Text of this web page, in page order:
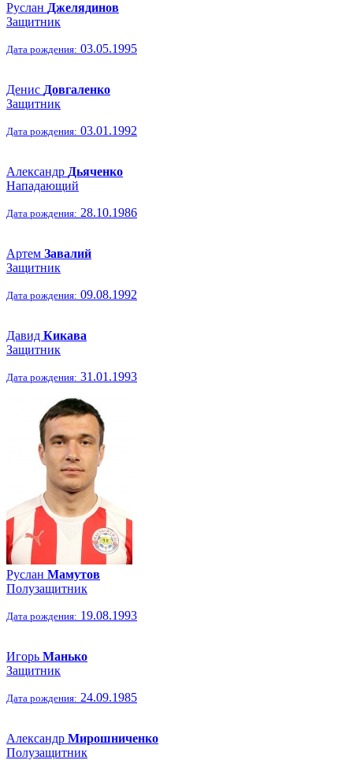
Руслан Джелядинов
Защитник
Дата рождения: 03.05.1995
Денис Довгаленко
Защитник
Дата рождения: 03.01.1992
Александр Дьяченко
Нападающий
Дата рождения: 28.10.1986
Артем Завалий
Защитник
Дата рождения: 09.08.1992
Давид Кикава
Защитник
Дата рождения: 31.01.1993
Руслан Мамутов
Полузащитник
Дата рождения: 19.08.1993
Игорь Манько
Защитник
Дата рождения: 24.09.1985
Александр Мирошниченко
Полузащитник